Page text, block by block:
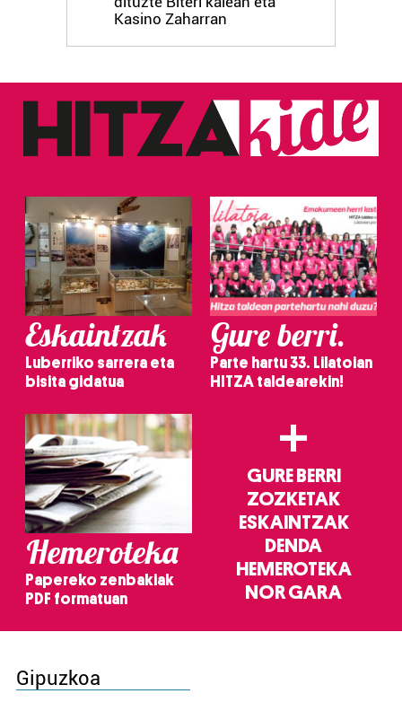
Kasino Zaharran
Eskaintzak
Luberriko sarrera eta
bisita gidatua
Gure berri.
Parte hartu 33. Lilatoian
HITZA taldearekin!
Hemeroteka
Papereko zenbakiak
PDF formatuan
+
GURE BERRI
ZOZKETAK
ESKAINTZAK
DENDA
HEMEROTEKA
NOR GARA
Gipuzkoa